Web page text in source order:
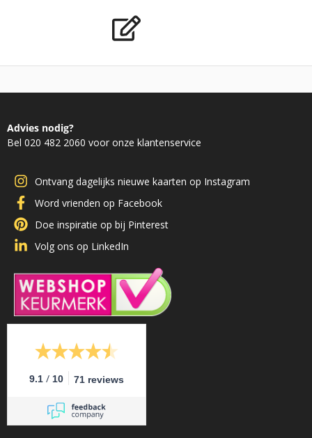
Advies nodig?
Bel 020 482 2060 voor onze klantenservice
Ontvang dagelijks nieuwe kaarten op Instagram
Word vrienden op Facebook
Doe inspiratie op bij Pinterest
Volg ons op LinkedIn
9.1 / 10 71 reviews